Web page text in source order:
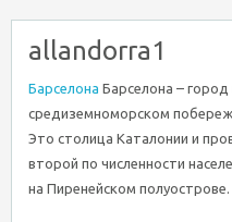
allandorra1
Барселона Барселона –
средиземноморском
Это столица Каталонии и
второй по численности
на Пиренейском полуострове.